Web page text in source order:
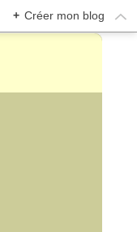
+ Créer mon blog